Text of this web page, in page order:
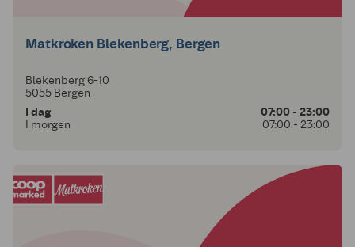
Matkroken Blekenberg, Bergen
Blekenberg 6-10
5055 Bergen
I dag
07:00 - 23:00
I morgen
07:00 - 23:00